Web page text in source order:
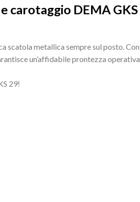
carotaggio DEMA GKS
scatola metallica sempre sul posto. Con
un’affidabile prontezza operativa
29!